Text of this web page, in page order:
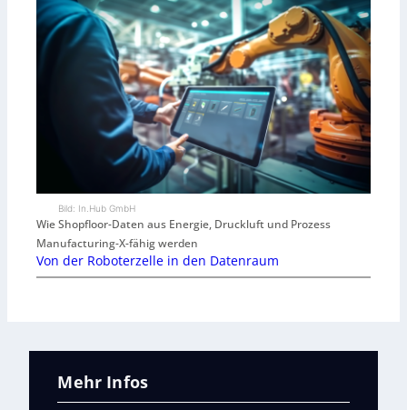
Bild: In.Hub GmbH
Wie Shopfloor-Daten aus Energie, Druckluft und Prozess
Manufacturing-X-fähig werden
Von der Roboterzelle in den Datenraum
Mehr Infos